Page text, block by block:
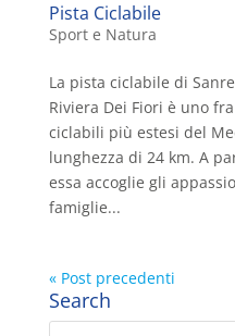
Pista Ciclabile
Sport e Natura
La pista ciclabile di
Riviera Dei Fiori è uno
ciclabili più estesi del
lunghezza di 24 km. A
essa accoglie gli
famiglie...
« Post precedenti
Search